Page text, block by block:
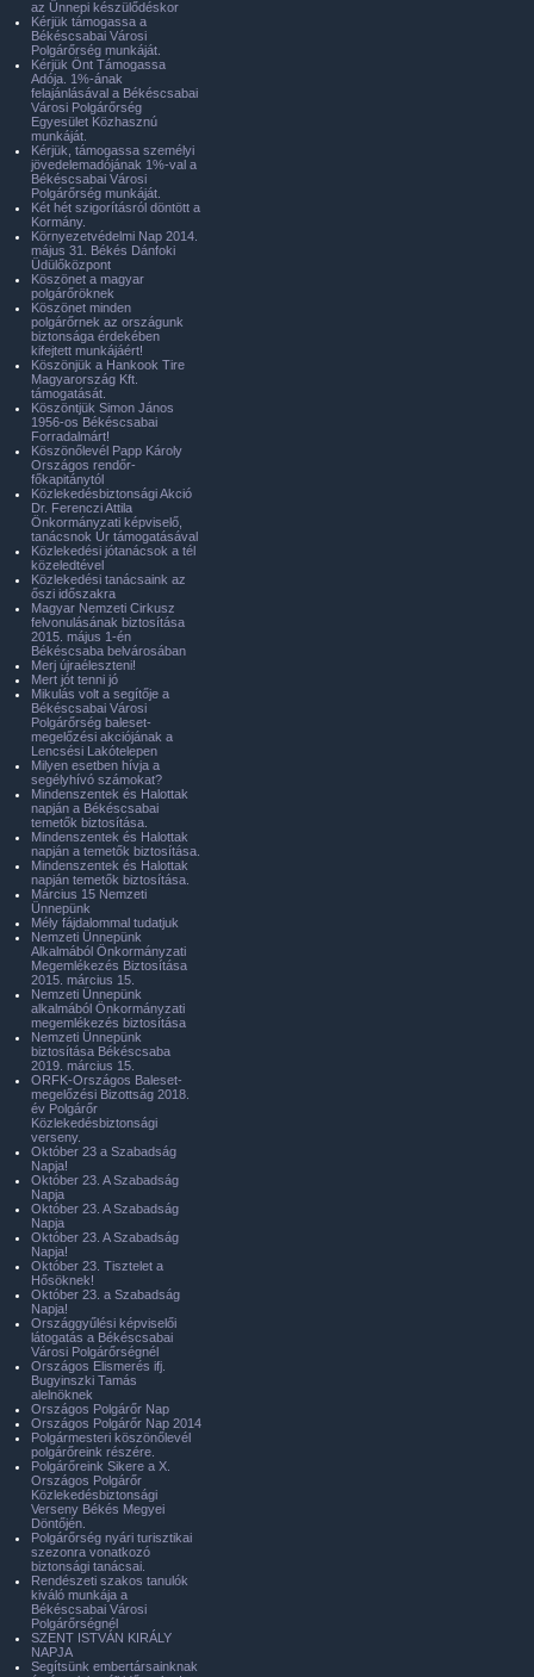
az Ünnepi készülődéskor
Kérjük támogassa a
Békéscsabai Városi
Polgárőrség munkáját.
Kérjük Önt Támogassa
Adója. 1%-ának
felajánlásával a Békéscsabai
Városi Polgárőrség
Egyesület Közhasznú
munkáját.
Kérjük, támogassa személyi
jövedelemadójának 1%-val a
Békéscsabai Városi
Polgárőrség munkáját.
Két hét szigorításról döntött a
Kormány.
Környezetvédelmi Nap 2014.
május 31. Békés Dánfoki
Üdülőközpont
Köszönet a magyar
polgárőröknek
Köszönet minden
polgárőrnek az országunk
biztonsága érdekében
kifejtett munkájáért!
Köszönjük a Hankook Tire
Magyarország Kft.
támogatását.
Köszöntjük Simon János
1956-os Békéscsabai
Forradalmárt!
Köszönőlevél Papp Károly
Országos rendőr-
főkapitánytól
Közlekedésbiztonsági Akció
Dr. Ferenczi Attila
Önkormányzati képviselő,
tanácsnok Úr támogatásával
Közlekedési jótanácsok a tél
közeledtével
Közlekedési tanácsaink az
őszi időszakra
Magyar Nemzeti Cirkusz
felvonulásának biztosítása
2015. május 1-én
Békéscsaba belvárosában
Merj újraéleszteni!
Mert jót tenni jó
Mikulás volt a segítője a
Békéscsabai Városi
Polgárőrség baleset-
megelőzési akciójának a
Lencsési Lakótelepen
Milyen esetben hívja a
segélyhívó számokat?
Mindenszentek és Halottak
napján a Békéscsabai
temetők biztosítása.
Mindenszentek és Halottak
napján a temetők biztosítása.
Mindenszentek és Halottak
napján temetők biztosítása.
Március 15 Nemzeti
Ünnepünk
Mély fájdalommal tudatjuk
Nemzeti Ünnepünk
Alkalmából Önkormányzati
Megemlékezés Biztosítása
2015. március 15.
Nemzeti Ünnepünk
alkalmából Önkormányzati
megemlékezés biztosítása
Nemzeti Ünnepünk
biztosítása Békéscsaba
2019. március 15.
ORFK-Országos Baleset-
megelőzési Bizottság 2018.
év Polgárőr
Közlekedésbiztonsági
verseny.
Október 23 a Szabadság
Napja!
Október 23. A Szabadság
Napja
Október 23. A Szabadság
Napja
Október 23. A Szabadság
Napja!
Október 23. Tisztelet a
Hősöknek!
Október 23. a Szabadság
Napja!
Országgyűlési képviselői
látogatás a Békéscsabai
Városi Polgárőrségnél
Országos Elismerés ifj.
Bugyinszki Tamás
alelnöknek
Országos Polgárőr Nap
Országos Polgárőr Nap 2014
Polgármesteri köszönőlevél
polgárőreink részére.
Polgárőreink Sikere a X.
Országos Polgárőr
Közlekedésbiztonsági
Verseny Békés Megyei
Döntőjén.
Polgárőrség nyári turisztikai
szezonra vonatkozó
biztonsági tanácsai.
Rendészeti szakos tanulók
kiváló munkája a
Békéscsabai Városi
Polgárőrségnél
SZENT ISTVÁN KIRÁLY
NAPJA
Segítsünk embertársainknak